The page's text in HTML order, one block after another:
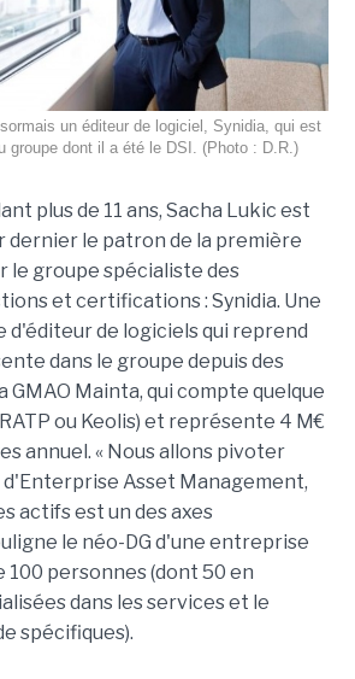
un éditeur de logiciel, Synidia, qui est
groupe dont il a été le DSI. (Photo : D.R.)
plus de 11 ans, Sacha Lukic est
dernier le patron de la première
le groupe spécialiste des
et certifications : Synidia. Une
d'éditeur de logiciels qui reprend
dans le groupe depuis des
GMAO Mainta, qui compte quelque
ou Keolis) et représente 4 M€
annuel. « Nous allons pivoter
Asset Management,
actifs est un des axes
le néo-DG d'une entreprise
personnes (dont 50 en
dans les services et le
spécifiques).